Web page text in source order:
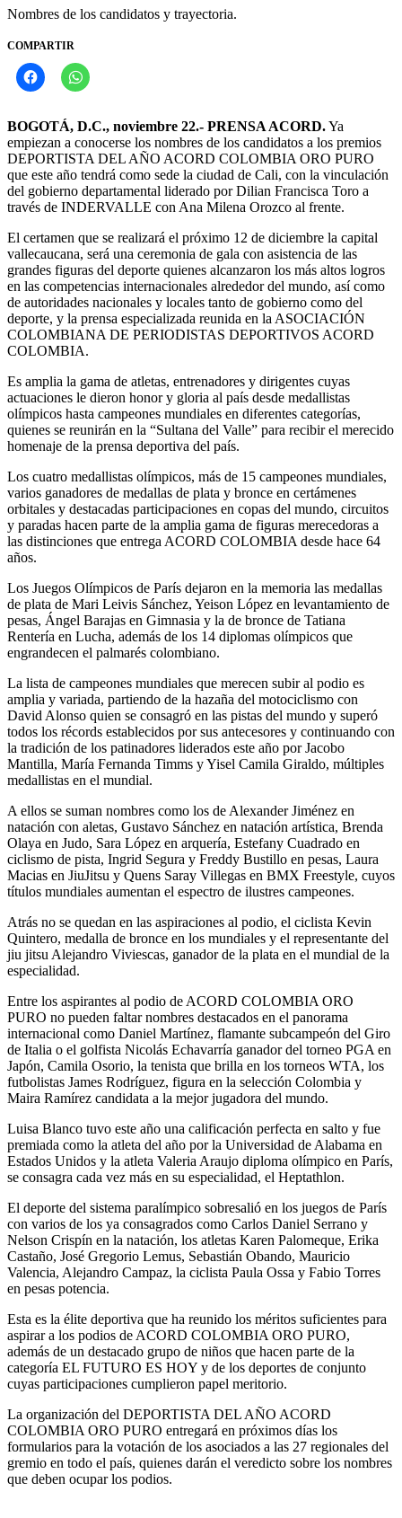
Nombres de los candidatos y trayectoria.
COMPARTIR
BOGOTÁ, D.C., noviembre 22.- PRENSA ACORD.Ya
empiezan a conocerse los nombres de los candidatos a los premios
DEPORTISTA DEL AÑO ACORD COLOMBIA ORO PURO
que este año tendrá como sede la ciudad de Cali, con la vinculación
del gobierno departamental liderado por Dilian Francisca Toro a
través de INDERVALLE con Ana Milena Orozco al frente.
El certamen que se realizará el próximo 12 de diciembre la capital
vallecaucana, será una ceremonia de gala con asistencia de las
grandes figuras del deporte quienes alcanzaron los más altos logros
en las competencias internacionales alrededor del mundo, así como
de autoridades nacionales y locales tanto de gobierno como del
deporte, y la prensa especializada reunida en la ASOCIACIÓN
COLOMBIANA DE PERIODISTAS DEPORTIVOS ACORD
COLOMBIA.
Es amplia la gama de atletas, entrenadores y dirigentes cuyas
actuaciones le dieron honor y gloria al país desde medallistas
olímpicos hasta campeones mundiales en diferentes categorías,
quienes se reunirán en la “Sultana del Valle” para recibir el merecido
homenaje de la prensa deportiva del país.
Los cuatro medallistas olímpicos, más de 15 campeones mundiales,
varios ganadores de medallas de plata y bronce en certámenes
orbitales y destacadas participaciones en copas del mundo, circuitos
y paradas hacen parte de la amplia gama de figuras merecedoras a
las distinciones que entrega ACORD COLOMBIA desde hace 64
años.
Los Juegos Olímpicos de París dejaron en la memoria las medallas
de plata de Mari Leivis Sánchez, Yeison López en levantamiento de
pesas, Ángel Barajas en Gimnasia y la de bronce de Tatiana
Rentería en Lucha, además de los 14 diplomas olímpicos que
engrandecen el palmarés colombiano.
La lista de campeones mundiales que merecen subir al podio es
amplia y variada, partiendo de la hazaña del motociclismo con
David Alonso quien se consagró en las pistas del mundo y superó
todos los récords establecidos por sus antecesores y continuando con
la tradición de los patinadores liderados este año por Jacobo
Mantilla, María Fernanda Timms y Yisel Camila Giraldo, múltiples
medallistas en el mundial.
A ellos se suman nombres como los de Alexander Jiménez en
natación con aletas, Gustavo Sánchez en natación artística, Brenda
Olaya en Judo, Sara López en arquería, Estefany Cuadrado en
ciclismo de pista, Ingrid Segura y Freddy Bustillo en pesas, Laura
Macias en JiuJitsu y Quens Saray Villegas en BMX Freestyle, cuyos
títulos mundiales aumentan el espectro de ilustres campeones.
Atrás no se quedan en las aspiraciones al podio, el ciclista Kevin
Quintero, medalla de bronce en los mundiales y el representante del
jiu jitsu Alejandro Viviescas, ganador de la plata en el mundial de la
especialidad.
Entre los aspirantes al podio de ACORD COLOMBIA ORO
PURO no pueden faltar nombres destacados en el panorama
internacional como Daniel Martínez, flamante subcampeón del Giro
de Italia o el golfista Nicolás Echavarría ganador del torneo PGA en
Japón, Camila Osorio, la tenista que brilla en los torneos WTA, los
futbolistas James Rodríguez, figura en la selección Colombia y
Maira Ramírez candidata a la mejor jugadora del mundo.
Luisa Blanco tuvo este año una calificación perfecta en salto y fue
premiada como la atleta del año por la Universidad de Alabama en
Estados Unidos y la atleta Valeria Araujo diploma olímpico en París,
se consagra cada vez más en su especialidad, el Heptathlon.
El deporte del sistema paralímpico sobresalió en los juegos de París
con varios de los ya consagrados como Carlos Daniel Serrano y
Nelson Crispín en la natación, los atletas Karen Palomeque, Erika
Castaño, José Gregorio Lemus, Sebastián Obando, Mauricio
Valencia, Alejandro Campaz, la ciclista Paula Ossa y Fabio Torres
en pesas potencia.
Esta es la élite deportiva que ha reunido los méritos suficientes para
aspirar a los podios de ACORD COLOMBIA ORO PURO,
además de un destacado grupo de niños que hacen parte de la
categoría EL FUTURO ES HOY y de los deportes de conjunto
cuyas participaciones cumplieron papel meritorio.
La organización del DEPORTISTA DEL AÑO ACORD
COLOMBIA ORO PURO entregará en próximos días los
formularios para la votación de los asociados a las 27 regionales del
gremio en todo el país, quienes darán el veredicto sobre los nombres
que deben ocupar los podios.